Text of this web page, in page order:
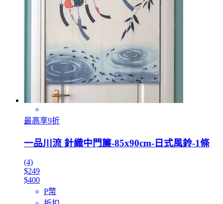
最高享9折
一品川流 針織中門簾-85x90cm-日式風鈴-1條
(4)
$249
$400
P幣